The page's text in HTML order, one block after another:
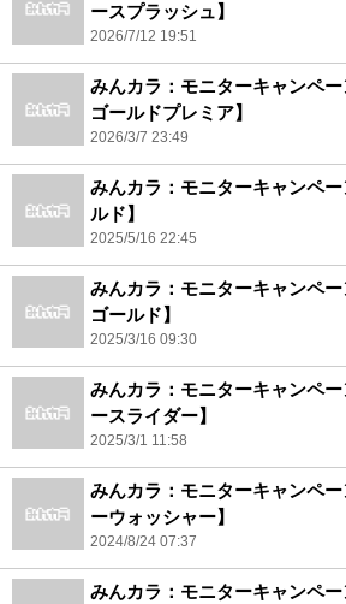
ースプラッシュ】
2026/7/12 19:51
みんカラ：モニターキャンペ
ゴールドプレミア】
2026/3/7 23:49
みんカラ：モニターキャンペ
ルド】
2025/5/16 22:45
みんカラ：モニターキャンペ
ゴールド】
2025/3/16 09:30
みんカラ：モニターキャンペ
ースライダー】
2025/3/1 11:58
みんカラ：モニターキャンペ
ーウォッシャー】
2024/8/24 07:37
みんカラ：モニターキャンペ